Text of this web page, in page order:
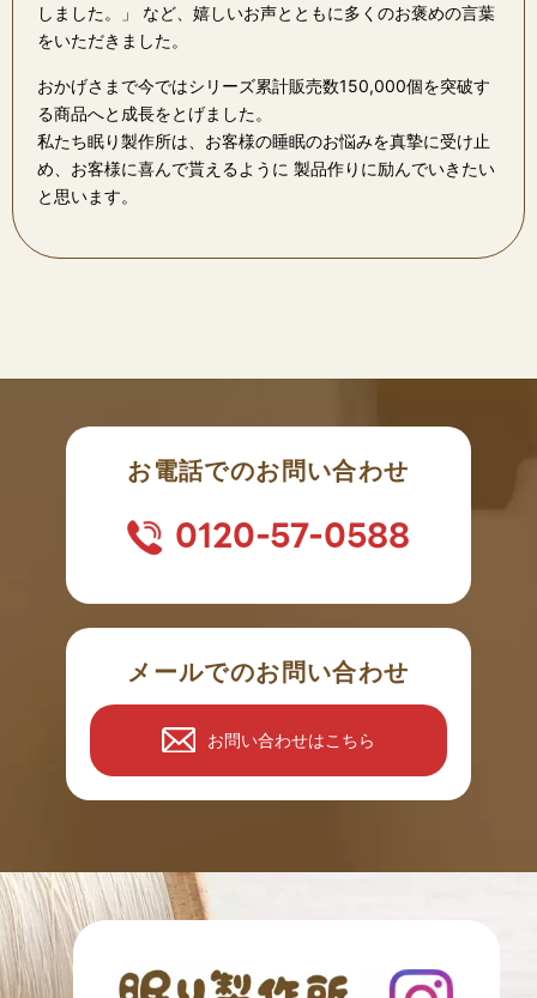
しました。」 など、嬉しいお声とともに多くのお褒めの言葉
をいただきました。
おかげさまで今ではシリーズ累計販売数150,000個を突破す
る商品へと成長をとげました。
私たち眠り製作所は、お客様の睡眠のお悩みを真摯に受け止
め、お客様に喜んで貰えるように 製品作りに励んでいきたい
と思います。
お電話でのお問い合わせ
0120-57-0588
メールでのお問い合わせ
お問い合わせはこちら